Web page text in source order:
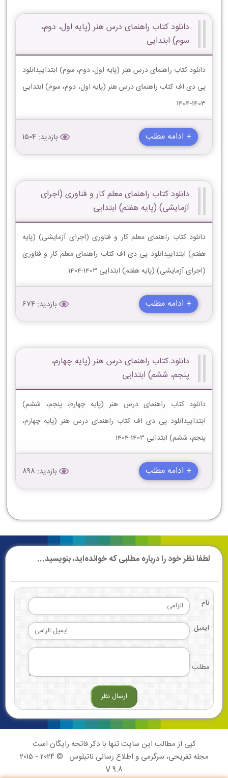
دانلود کتاب راهنمای درس هنر (پایه اول، دوم،
سوم) ابتدایی
دانلود کتاب راهنمای درس هنر (پایه اول، دوم، سوم) ابتداییدانلود
پی دی اف کتاب راهنمای درس هنر (پایه اول، دوم، سوم) ابتدایی
1403-1404
+ ادامه مطلب بازدید: 1504
دانلود کتاب راهنمای معلم کار و فناوری (اجرای
آزمایشی) (پایه هفتم) ابتدایی
دانلود کتاب راهنمای معلم کار و فناوری (اجرای آزمایشی) (پایه
هفتم) ابتداییدانلود پی دی اف کتاب راهنمای معلم کار و فناوری
(اجرای آزمایشی) (پایه هفتم) ابتدایی 1403-1404
+ ادامه مطلب بازدید: 674
دانلود کتاب راهنمای درس هنر (پایه چهارم،
پنجم، ششم) ابتدایی
دانلود کتاب راهنمای درس هنر (پایه چهارم، پنجم، ششم)
ابتداییدانلود پی دی اف کتاب راهنمای درس هنر (پایه چهارم،
پنجم، ششم) ابتدایی 1403-1404
+ ادامه مطلب بازدید: 898
لطفا نظر خود را درباره مطلبی که خوانده‌اید، بنویسید...
نام
ایمیل
مطلب
کپی از مطالب این سایت تنها با ذکر فاتحه رایگان است
مجله تفریحی، سرگرمی و اطلاع رسانی ناتیلوس © 2024 - 2015
V 9.8